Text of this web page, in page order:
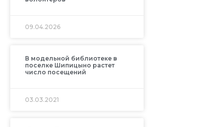
09.04.2026
В модельной библиотеке в
поселке Шипицыно растет
число посещений
03.03.2021